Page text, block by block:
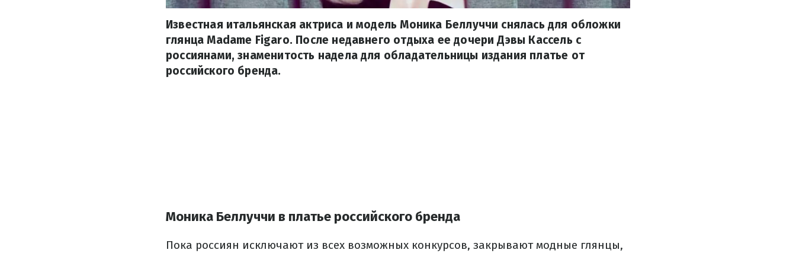
Известная итальянская актриса и модель Моника Беллуччи снялась для обложки
глянца Madame Figaro. После недавнего отдыха ее дочери Дэвы Кассель с
россиянами, знаменитость надела для обладательницы издания платье от
российского бренда.
Моника Беллуччи в платье российского бренда
Пока россиян исключают из всех возможных конкурсов, закрывают модные глянцы,